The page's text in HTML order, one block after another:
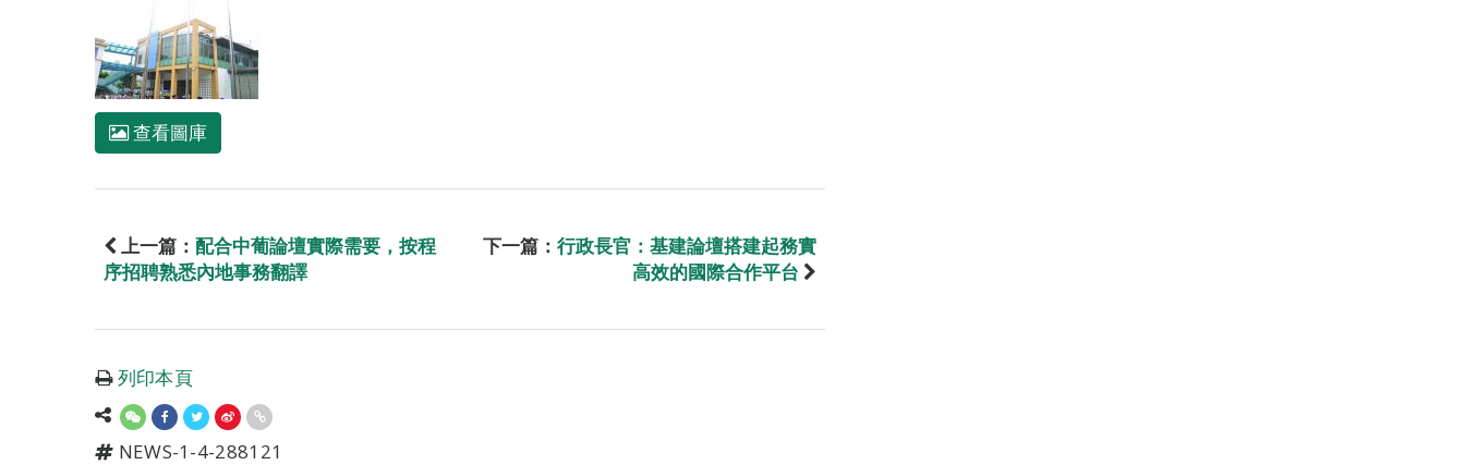
查看圖庫
上一篇： 配合中葡論壇實際需要，按程
序招聘熟悉內地事務翻譯
下一篇： 行政長官：基建論壇搭建起務實
高效的國際合作平台
列印本頁
NEWS-1-4-288121